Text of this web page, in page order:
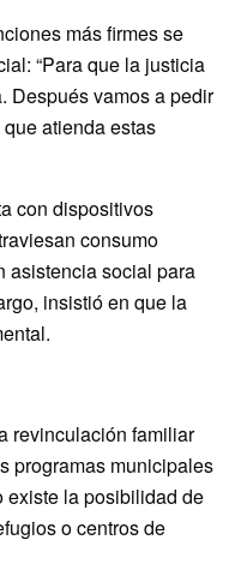
más firmes se
“Para que la justicia
Después vamos a pedir
atienda estas
con dispositivos
consumo
asistencia social para
insistió en que la
revinculación familiar
programas municipales
existe la posibilidad de
o centros de